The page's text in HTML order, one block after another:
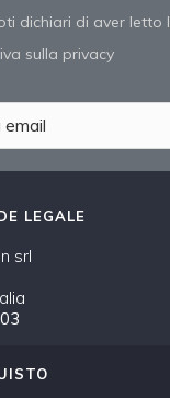
dichiari di aver letto l
sulla privacy
LEGALE
srl